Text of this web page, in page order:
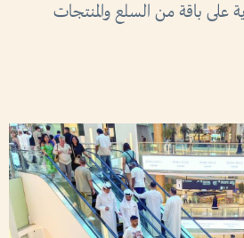
على باقة من السلع والمنتجات